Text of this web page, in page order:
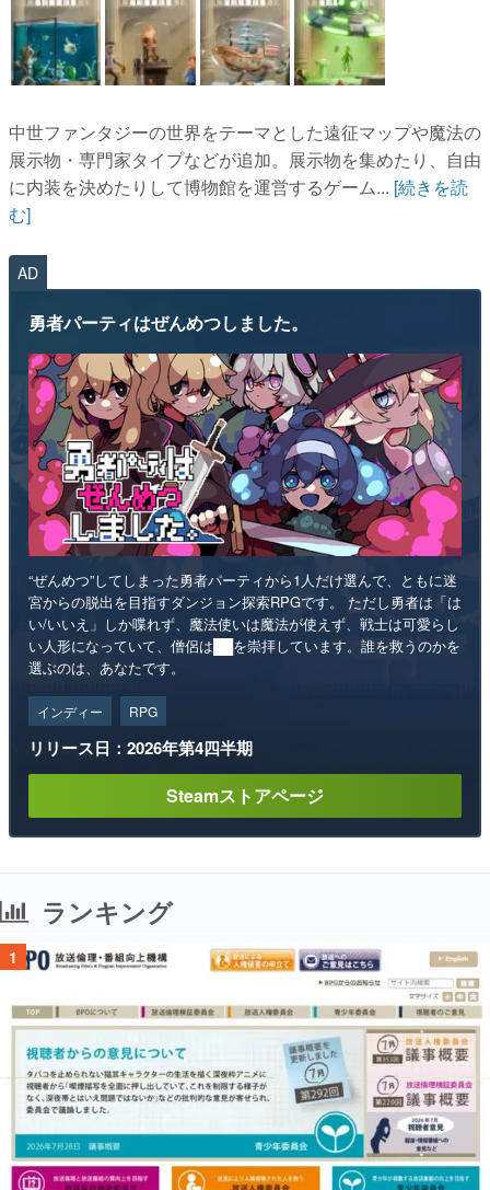
中世ファンタジーの世界をテーマとした遠征マップや魔法の
展示物・専門家タイプなどが追加。展示物を集めたり、自由
に内装を決めたりして博物館を運営するゲーム... [続きを読
む]
AD
勇者パーティはぜんめつしました。
“ぜんめつ”してしまった勇者パーティから1人だけ選んで、ともに迷
宮からの脱出を目指すダンジョン探索RPGです。 ただし勇者は「は
い/いいえ」しか喋れず、魔法使いは魔法が使えず、戦士は可愛らし
い人形になっていて、僧侶は██を崇拝しています。誰を救うのかを
選ぶのは、あなたです。
インディー RPG
リリース日：2026年第4四半期
Steamストアページ
ランキング
1